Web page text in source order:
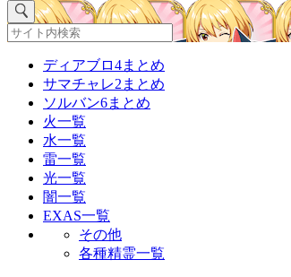
ディアブロ4まとめ
サマチャレ2まとめ
ソルバン6まとめ
火一覧
水一覧
雷一覧
光一覧
闇一覧
EXAS一覧
その他
各種精霊一覧